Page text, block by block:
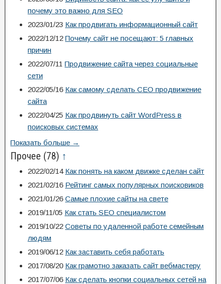
почему это важно для SEO
2023/01/23 Как продвигать информационный сайт
2022/12/12 Почему сайт не посещают: 5 главных
причин
2022/07/11 Продвижение сайта через социальные
сети
2022/05/16 Как самому сделать СЕО продвижение
сайта
2022/04/25 Как продвинуть сайт WordPress в
поисковых системах
Показать больше →
Прочее (78) ↑
2022/02/14 Как понять на каком движке сделан сайт
2021/02/16 Рейтинг самых популярных поисковиков
2021/01/26 Самые плохие сайты на свете
2019/11/05 Как стать SEO специалистом
2019/10/22 Советы по удаленной работе семейным
людям
2019/06/12 Как заставить себя работать
2017/08/20 Как грамотно заказать сайт вебмастеру
2017/07/06 Как сделать кнопки социальных сетей на